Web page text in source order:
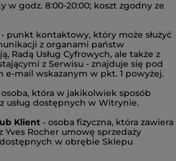
w godz. 8:00-20:00; koszt zgodny ze
- punkt kontaktowy, który może służyć
z organami państw
Radą Usług Cyfrowych, ale także z
z Serwisu - znajduje się pod
e-mail wskazanym w pkt. 1 powyżej.
osoba, która w jakikolwiek sposób
usług dostępnych w Witrynie.
Klient - osoba fizyczna, która zawiera
Yves Rocher umowę sprzedaży
w obrębie Sklepu